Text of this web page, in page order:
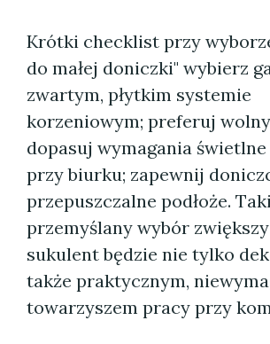
Krótki checklist przy
do małej doniczki" wybierz
zwartym, płytkim systemie
korzeniowym; preferuj
dopasuj wymagania
przy biurku; zapewnij
przepuszczalne podłoże.
przemyślany wybór zwiększy
sukulent będzie nie tylko
także praktycznym,
towarzyszem pracy przy